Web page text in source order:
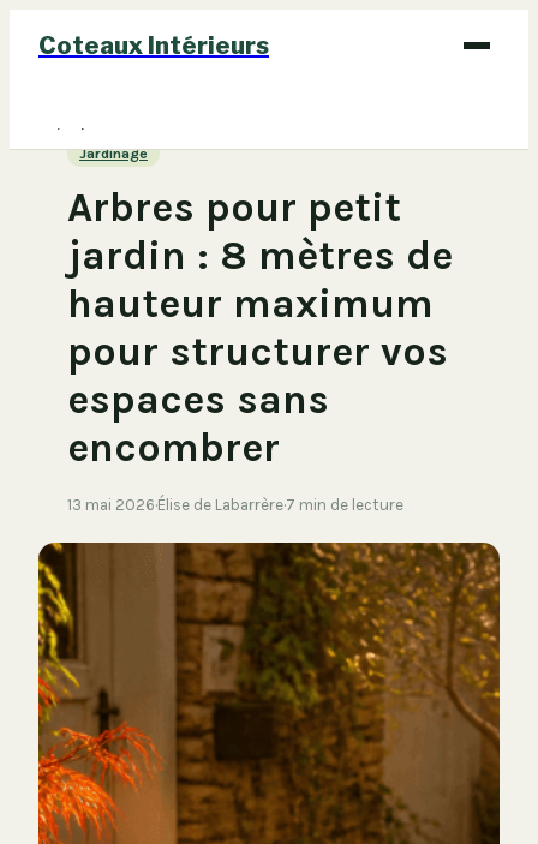
Coteaux Intérieurs
Bricolage
Jardinage
Jardinage
Arbres pour petit
jardin : 8 mètres de
hauteur maximum
pour structurer vos
espaces sans
encombrer
13 mai 2026·Élise de Labarrère·7 min de lecture